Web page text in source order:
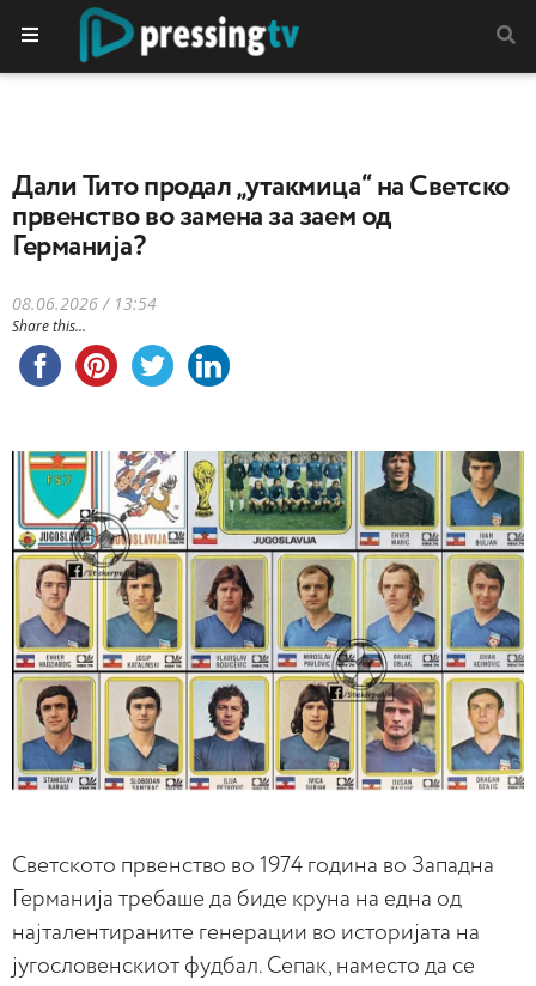
Дали Тито продал „утакмица“ на Светско
првенство во замена за заем од
Германија?
08.06.2026 / 13:54
Share this...
Светското првенство во 1974 година во Западна
Германија требаше да биде круна на една од
најталентираните генерации во историјата на
југословенскиот фудбал. Сепак, наместо да се